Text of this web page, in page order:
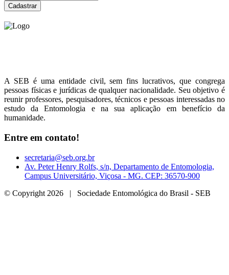
Cadastrar
A SEB é uma entidade civil, sem fins lucrativos, que congrega
pessoas físicas e jurídicas de qualquer nacionalidade. Seu objetivo é
reunir professores, pesquisadores, técnicos e pessoas interessadas no
estudo da Entomologia e na sua aplicação em benefício da
humanidade.
Entre em contato!
secretaria@seb.org.br
Av. Peter Henry Rolfs, s/n, Departamento de Entomologia,
Campus Universitário, Viçosa - MG. CEP: 36570-900
© Copyright 2026 | Sociedade Entomológica do Brasil - SEB